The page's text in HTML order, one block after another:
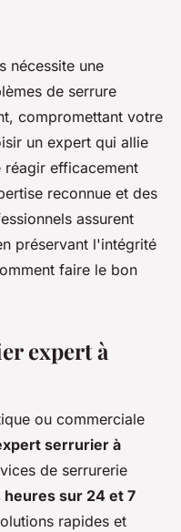
nécessite une
de serrure
compromettant votre
un expert qui allie
efficacement
reconnue et des
assurent
préservant l'intégrité
faire le bon
expert à
ou commerciale
serrurier à
de serrurerie
heures sur 24 et 7
rapides et